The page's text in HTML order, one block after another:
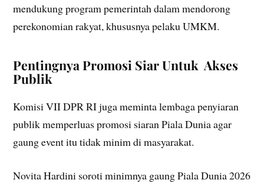
mendukung program pemerintah dalam mendorong
perekonomian rakyat, khususnya pelaku UMKM.
Pentingnya Promosi Siar Untuk Akses
Publik
Komisi VII DPR RI juga meminta lembaga penyiaran
publik memperluas promosi siaran Piala Dunia agar
gaung event itu tidak minim di masyarakat.
Novita Hardini soroti minimnya gaung Piala Dunia 2026